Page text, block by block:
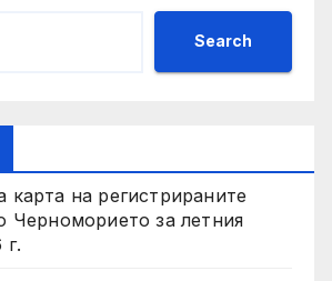
Search
карта на регистрираните
Черноморието за летния
г.